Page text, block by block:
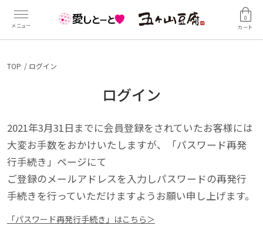
カート
0
TOP ログイン
ログイン
2021年3月31日までに会員登録をされていたお客様には
大変お手数をおかけいたしますが、「パスワード再発
行手続き」ページにて
ご登録のメールアドレスを入力しパスワードの再発行
手続きを行っていただけますようお願い申し上げます。
「パスワード再発行手続き」はこちら＞